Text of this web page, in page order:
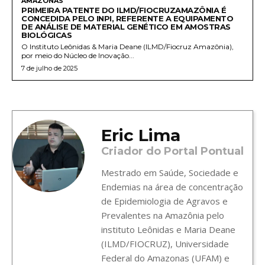
PRIMEIRA PATENTE DO ILMD/FIOCRUZAMAZÔNIA É
CONCEDIDA PELO INPI, REFERENTE A EQUIPAMENTO
DE ANÁLISE DE MATERIAL GENÉTICO EM AMOSTRAS
BIOLÓGICAS
O Instituto Leônidas & Maria Deane (ILMD/Fiocruz Amazônia),
por meio do Núcleo de Inovação...
7 de julho de 2025
Eric Lima
Criador do Portal Pontual
Mestrado em Saúde, Sociedade e
Endemias na área de concentração
de Epidemiologia de Agravos e
Prevalentes na Amazônia pelo
instituto Leônidas e Maria Deane
(ILMD/FIOCRUZ), Universidade
Federal do Amazonas (UFAM) e